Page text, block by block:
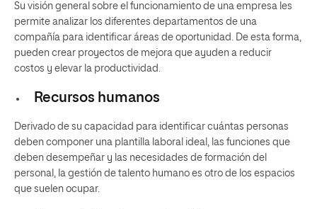
Su visión general sobre el funcionamiento de una empresa les
permite analizar los diferentes departamentos de una
compañía para identificar áreas de oportunidad. De esta forma,
pueden crear proyectos de mejora que ayuden a reducir
costos y elevar la productividad.
Recursos humanos
Derivado de su capacidad para identificar cuántas personas
deben componer una plantilla laboral ideal, las funciones que
deben desempeñar y las necesidades de formación del
personal, la gestión de talento humano es otro de los espacios
que suelen ocupar.